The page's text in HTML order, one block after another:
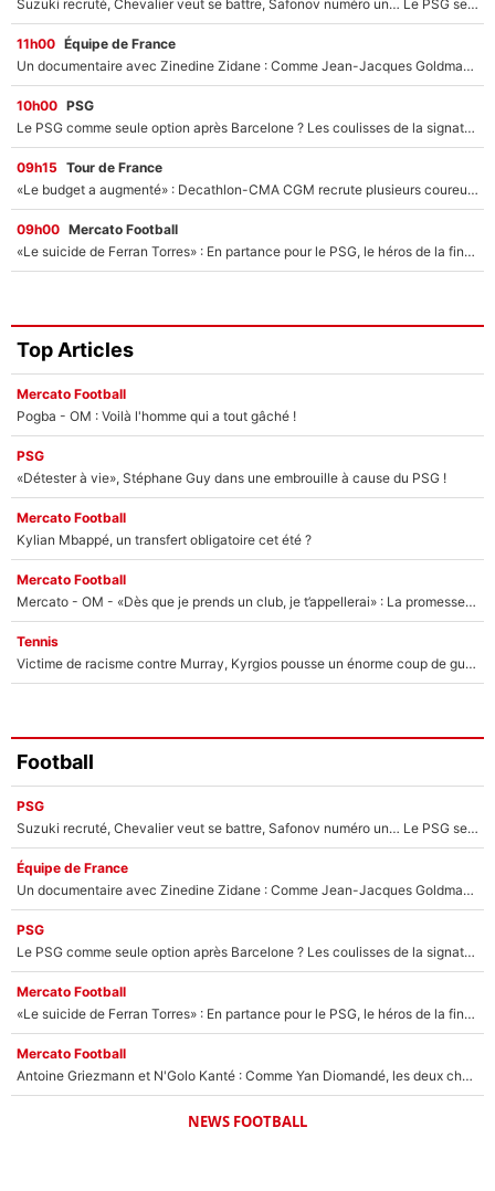
Suzuki recruté, Chevalier veut se battre, Safonov numéro un… Le PSG se lance encore dans un gros chantier pour le poste de gardien de but
11h00 Équipe de France
Un documentaire avec Zinedine Zidane : Comme Jean-Jacques Goldman et Mylène Farmer, le nouveau sélectionneur de l'équipe de France a recalé une journaliste très connue
10h00 PSG
Le PSG comme seule option après Barcelone ? Les coulisses de la signature historique de Lionel Messi sont révélées au grand jour !
09h15 Tour de France
«Le budget a augmenté» : Decathlon-CMA CGM recrute plusieurs coureurs pour offrir à Paul Seixas une équipe pour gagner le Tour de France 2027
09h00 Mercato Football
«Le suicide de Ferran Torres» : En partance pour le PSG, le héros de la finale de la Coupe du monde s'attire les foudres de la presse espagnole !
Top Articles
Mercato Football
Pogba - OM : Voilà l'homme qui a tout gâché !
PSG
«Détester à vie», Stéphane Guy dans une embrouille à cause du PSG !
Mercato Football
Kylian Mbappé, un transfert obligatoire cet été ?
Mercato Football
Mercato - OM - «Dès que je prends un club, je t’appellerai» : La promesse de Marcelino au moment de claquer la porte
Tennis
Victime de racisme contre Murray, Kyrgios pousse un énorme coup de gueule !
Football
PSG
Suzuki recruté, Chevalier veut se battre, Safonov numéro un… Le PSG se lance encore dans un gros chantier pour le poste de gardien de but
Équipe de France
Un documentaire avec Zinedine Zidane : Comme Jean-Jacques Goldman et Mylène Farmer, le nouveau sélectionneur de l'équipe de France a recalé une journaliste très connue
PSG
Le PSG comme seule option après Barcelone ? Les coulisses de la signature historique de Lionel Messi sont révélées au grand jour !
Mercato Football
«Le suicide de Ferran Torres» : En partance pour le PSG, le héros de la finale de la Coupe du monde s'attire les foudres de la presse espagnole !
Mercato Football
Antoine Griezmann et N'Golo Kanté : Comme Yan Diomandé, les deux champions du monde ont refusé de signer au PSG !
NEWS FOOTBALL